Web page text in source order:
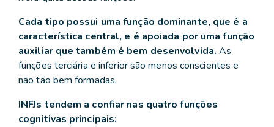
Cada tipo possui uma função dominante, que é a
característica central, e é apoiada por uma função
auxiliar que também é bem desenvolvida. As
funções terciária e inferior são menos conscientes e
não tão bem formadas.
INFJs tendem a confiar nas quatro funções
cognitivas principais: